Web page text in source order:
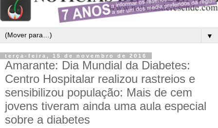
▼
terça-feira, 15 de novembro de 2016
Amarante: Dia Mundial da Diabetes:
Centro Hospitalar realizou rastreios e
sensibilizou população: Mais de cem
jovens tiveram ainda uma aula especial
sobre a diabetes